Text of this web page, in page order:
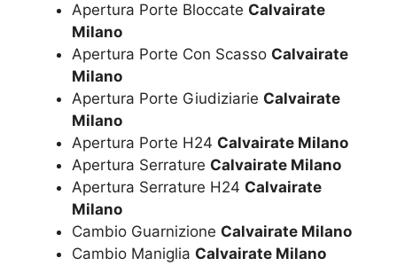
Apertura Porte Bloccate Calvairate
Milano
Apertura Porte Con Scasso Calvairate
Milano
Apertura Porte Giudiziarie Calvairate
Milano
Apertura Porte H24 Calvairate Milano
Apertura Serrature Calvairate Milano
Apertura Serrature H24 Calvairate
Milano
Cambio Guarnizione Calvairate Milano
Cambio Maniglia Calvairate Milano